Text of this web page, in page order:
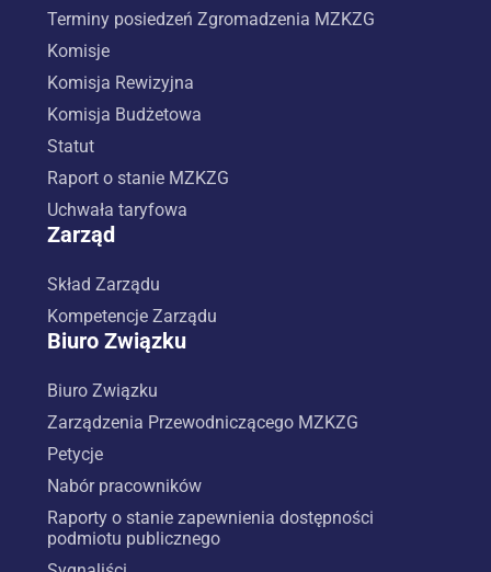
Terminy posiedzeń Zgromadzenia MZKZG
Komisje
Komisja Rewizyjna
Komisja Budżetowa
Statut
Raport o stanie MZKZG
Uchwała taryfowa
Zarząd
Skład Zarządu
Kompetencje Zarządu
Biuro Związku
Biuro Związku
Zarządzenia Przewodniczącego MZKZG
Petycje
Nabór pracowników
Raporty o stanie zapewnienia dostępności
podmiotu publicznego